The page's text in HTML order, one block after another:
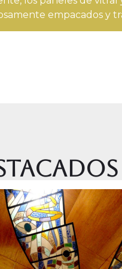
empacados y